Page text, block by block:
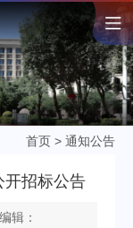
首页 > 通知公告
开招标公告
编辑：